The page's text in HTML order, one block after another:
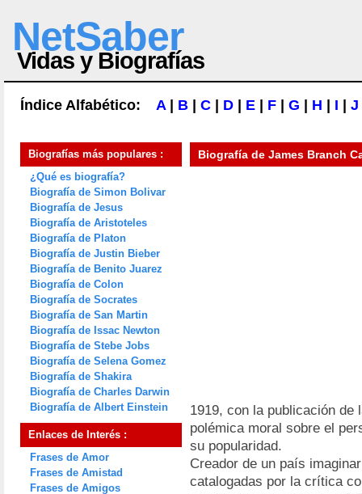
NetSaber
Vidas y Biografías
Índice Alfabético: A| B C D E F G H I J
Biografías más populares :
¿Qué es biografía?
Biografía de Simon Bolivar
Biografía de Jesus
Biografía de Aristoteles
Biografía de Platon
Biografía de Justin Bieber
Biografía de Benito Juarez
Biografía de Colon
Biografía de Socrates
Biografía de San Martin
Biografía de Issac Newton
Biografía de Stebe Jobs
Biografía de Selena Gomez
Biografía de Shakira
Biografía de Charles Darwin
Biografía de Albert Einstein
Enlaces de Interés :
Frases de Amor
Frases de Amistad
Frases de Amigos
Biografía de James Branch
1919, con la publicación de
polémica moral sobre el
su popularidad.
Creador de un país
catalogadas por la crítica